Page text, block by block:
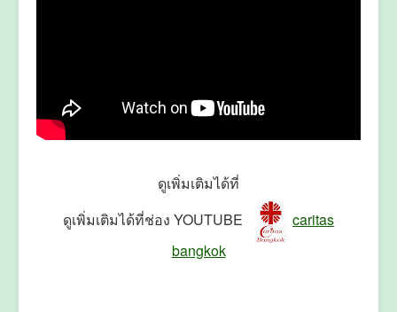
ดูเพิ่มเติมได้ที่
ดูเพิ่มเติมได้ที่ช่อง YOUTUBE
caritas
bangkok